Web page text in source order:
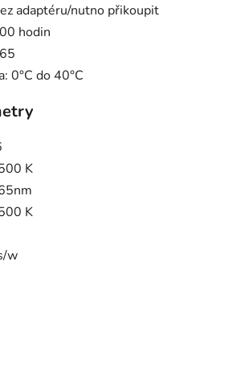
adaptéru/nutno přikoupit
hodin
0°C do 40°C
K
K
w